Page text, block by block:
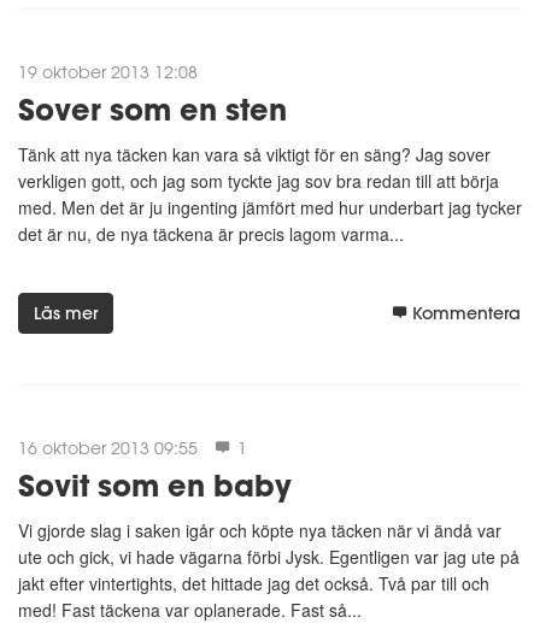
19 oktober 2013 12:08
Sover som en sten
Tänk att nya täcken kan vara så viktigt för en säng? Jag sover
verkligen gott, och jag som tyckte jag sov bra redan till att börja
med. Men det är ju ingenting jämfört med hur underbart jag tycker
det är nu, de nya täckena är precis lagom varma...
Läs mer Kommentera
16 oktober 2013 09:55 1
Sovit som en baby
Vi gjorde slag i saken igår och köpte nya täcken när vi ändå var
ute och gick, vi hade vägarna förbi Jysk. Egentligen var jag ute på
jakt efter vintertights, det hittade jag det också. Två par till och
med! Fast täckena var oplanerade. Fast så...